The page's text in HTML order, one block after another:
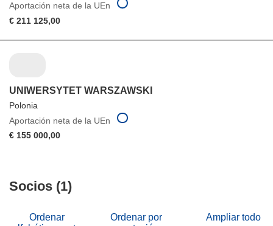
Aportación neta de la UEn
€ 211 125,00
UNIWERSYTET WARSZAWSKI
Polonia
Aportación neta de la UEn
€ 155 000,00
Socios (1)
Ordenar
Ordenar por
Ampliar todo